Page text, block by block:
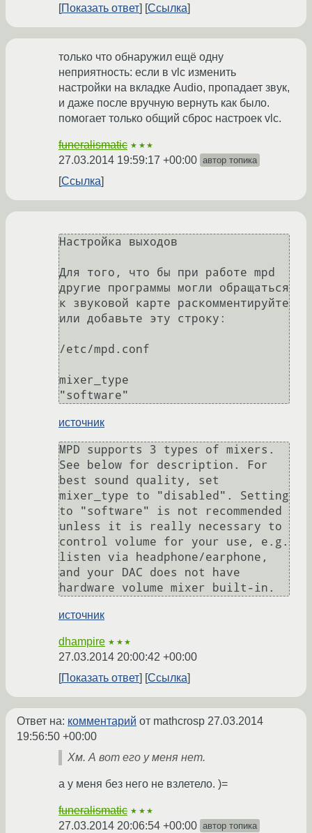
Показать ответ Ссылка
только что обнаружил ещё одну
неприятность: если в vlc изменить
настройки на вкладке Audio, пропадает звук,
и даже после вручную вернуть как было.
помогает только общий сброс настроек vlc.
funeralismatic ★★★
27.03.2014 19:59:17 +00:00 автор топика
Ссылка
Настройка выходов
Для того, что бы при работе mpd
другие программы могли обращаться
к звуковой карте раскомментируйте
или добавьте эту строку:
/etc/mpd.conf
mixer_type
"software"
источник
MPD supports 3 types of mixers.
See below for description. For
best sound quality, set
mixer_type to "disabled". Setting
to "software" is not recommended
unless it is really necessary to
control volume for your use, e.g.
listen via headphone/earphone,
and your DAC does not have
hardware volume mixer built-in.
источник
dhampire ★★★
27.03.2014 20:00:42 +00:00
Показать ответ
Ссылка
Ответ на: комментарий от mathcrosp 27.03.2014
19:56:50 +00:00
Хм. А вот его у меня нет.
а у меня без него не взлетело. )=
funeralismatic ★★★
27.03.2014 20:06:54 +00:00 автор топика